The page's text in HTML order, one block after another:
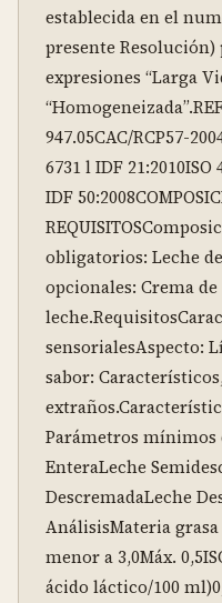
establecida en el
presente Resolución)
expresiones “Larga
947.05CAC/RCP57-
6731 l IDF 21:2010ISO
IDF
obligatorios: Leche
opcionales: Crema de
sensorialesAspecto:
sabor:
Parámetros mínimos
EnteraLeche
DescremadaLeche
AnálisisMateria
menor a 3,0Máx.
ácido láctico/100